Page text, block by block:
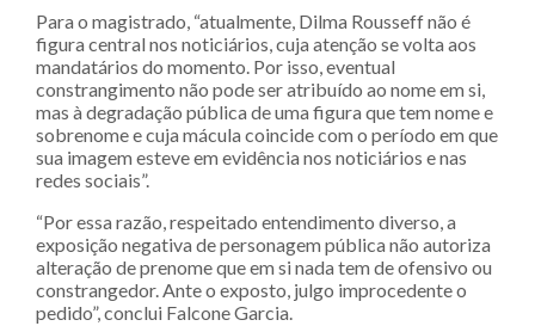
Para o magistrado, “atualmente, Dilma Rousseff não é
figura central nos noticiários, cuja atenção se volta aos
mandatários do momento. Por isso, eventual
constrangimento não pode ser atribuído ao nome em si,
mas à degradação pública de uma figura que tem nome e
sobrenome e cuja mácula coincide com o período em que
sua imagem esteve em evidência nos noticiários e nas
redes sociais”.
“Por essa razão, respeitado entendimento diverso, a
exposição negativa de personagem pública não autoriza
alteração de prenome que em si nada tem de ofensivo ou
constrangedor. Ante o exposto, julgo improcedente o
pedido”, conclui Falcone Garcia.